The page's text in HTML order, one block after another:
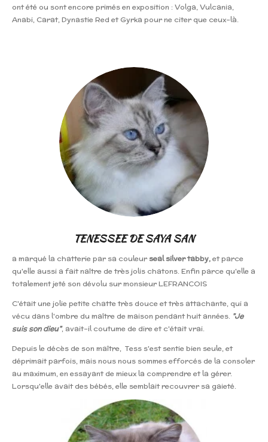
ont été ou sont encore primés en exposition : Volga, Vulcania,
Anabi, Carat, Dynastie Red et Gyrka pour ne citer que ceux-là.
TENESSEE DE SAYA SAN
a marqué la chatterie par sa couleurseal silver tabby,et parce
qu'elle aussi a fait naître de très jolis chatons. Enfin parce qu'elle a
totalement jeté son dévolu sur monsieur LEFRANCOIS
C'était une jolie petite chatte très douce et très attachante, qui a
vécu dans l'ombre du maître de maison pendant huit années. "Je
suis son dieu", avait-il coutume de dire et c'était vrai.
Depuis le décès de son maître, Tess s'est sentie bien seule, et
déprimait parfois, mais nous nous sommes efforcés de la consoler
au maximum, en essayant de mieux la comprendre et la gérer.
Lorsqu'elle avait des bébés, elle semblait recouvrer sa gaieté.